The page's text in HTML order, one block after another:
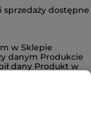
dostępne
w Sklepie
danym Produkcie
dany Produkt w
Produktów,